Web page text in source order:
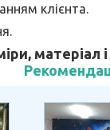
клієнта.
матеріал